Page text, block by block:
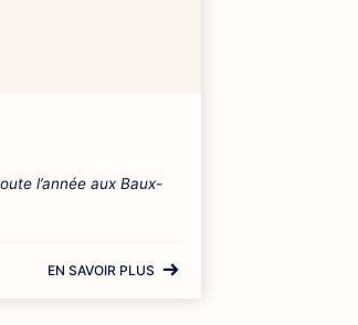
l’année aux Baux-
EN SAVOIR PLUS